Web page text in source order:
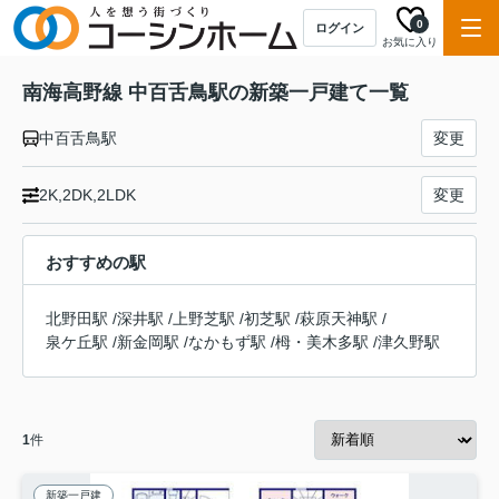
ログイン
お気に入り
0
南海高野線 中百舌鳥駅の新築一戸建て一覧
中百舌鳥駅 変更
2K,2DK,2LDK 変更
おすすめの駅
北野田駅 /深井駅 / 上野芝駅 /初芝駅 /萩原天神駅 /
泉ケ丘駅 /新金岡駅 /なかもず駅 /栂・美木多駅 /津久野駅
1件
新築一戸建